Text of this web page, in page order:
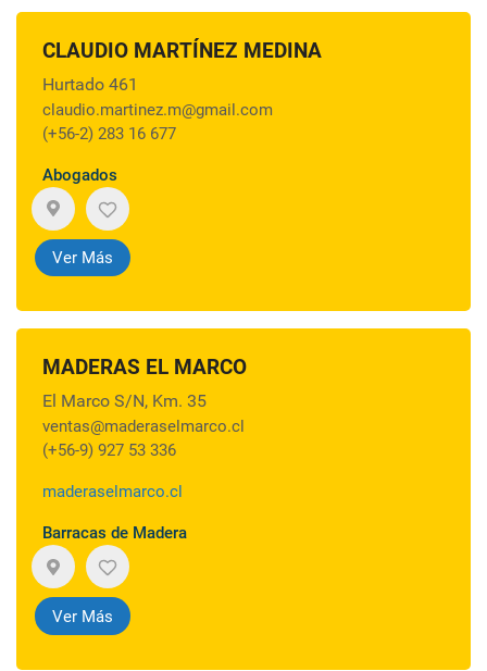
CLAUDIO MARTÍNEZ MEDINA
Hurtado 461
claudio.martinez.m@gmail.com
(+56-2) 283 16 677
Abogados
Ver Más
MADERAS EL MARCO
El Marco S/N, Km. 35
ventas@maderaselmarco.cl
(+56-9) 927 53 336
maderaselmarco.cl
Barracas de Madera
Ver Más